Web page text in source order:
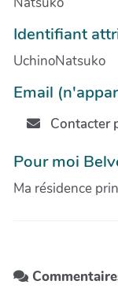
Identifiant
UchinoNatsuko
Email
Contacter
Pour moi
Ma résidence